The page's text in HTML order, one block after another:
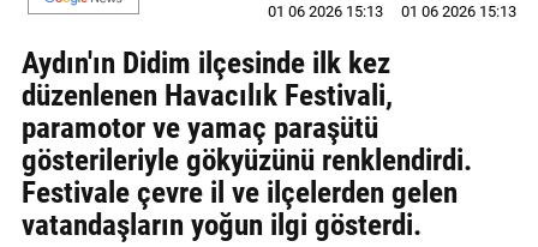
BİZE
ULAŞIN
Künye
İletişim
Gizlilik
Politikası
01 06 2026 15:13
01 06 2026 15:13
Aydın'ın Didim ilçesinde ilk kez
düzenlenen Havacılık Festivali,
paramotor ve yamaç paraşütü
gösterileriyle gökyüzünü renklendirdi.
Festivale çevre il ve ilçelerden gelen
vatandaşların yoğun ilgi gösterdi.